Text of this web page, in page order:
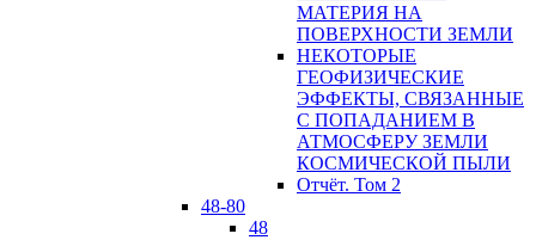
МАТЕРИЯ НА
ПОВЕРХНОСТИ ЗЕМЛИ
НЕКОТОРЫЕ
ГЕОФИЗИЧЕСКИЕ
ЭФФЕКТЫ, СВЯЗАННЫЕ
С ПОПАДАНИЕМ В
АТМОСФЕРУ ЗЕМЛИ
КОСМИЧЕСКОЙ ПЫЛИ
Отчёт. Том 2
48-80
48